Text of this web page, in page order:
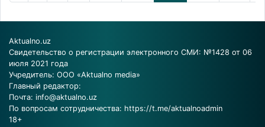
Aktualno.uz
Свидетельство о регистрации электронного СМИ: №1428 от 06
июля 2021 года
Учредитель: ООО «Aktualno media»
Главный редактор:
Почта: info@aktualno.uz
По вопросам сотрудничества: https://t.me/aktualnoadmin
18+